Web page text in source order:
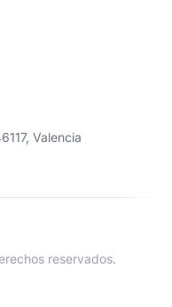
Valencia
reservados.